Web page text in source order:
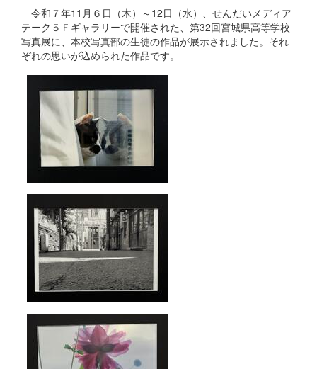
令和７年11月６日（木）～12日（水）、せんだいメディア
テーク５Ｆギャラリーで開催された、第32回宮城県高等学校
写真展に、本校写真部の生徒の作品が展示されました。それ
ぞれの思いが込められた作品です。